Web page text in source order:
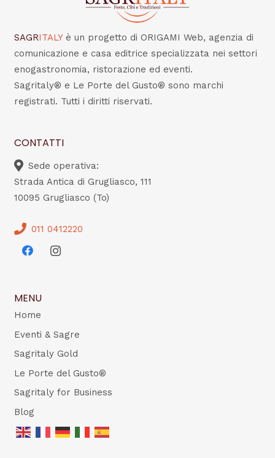
SAGRITALY è un progetto di ORIGAMI Web, agenzia di
comunicazione e casa editrice specializzata nei settori
enogastronomia, ristorazione ed eventi.
Sagritaly® e Le Porte del Gusto® sono marchi
registrati. Tutti i diritti riservati.
CONTATTI
Sede operativa:
Strada Antica di Grugliasco, 111
10095 Grugliasco (To)
011 0412220
MENU
Home
Eventi & Sagre
Sagritaly Gold
Le Porte del Gusto®
Sagritaly for Business
Blog